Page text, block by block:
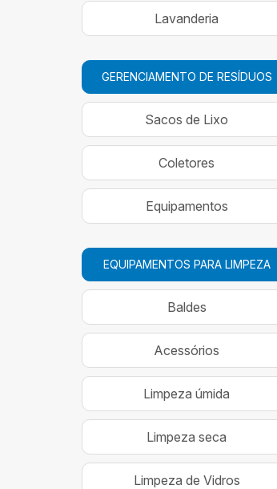
Lavanderia
GERENCIAMENTO DE RESÍDUOS
Sacos de Lixo
Coletores
Equipamentos
EQUIPAMENTOS PARA LIMPEZA
Baldes
Acessórios
Limpeza úmida
Limpeza seca
Limpeza de Vidros